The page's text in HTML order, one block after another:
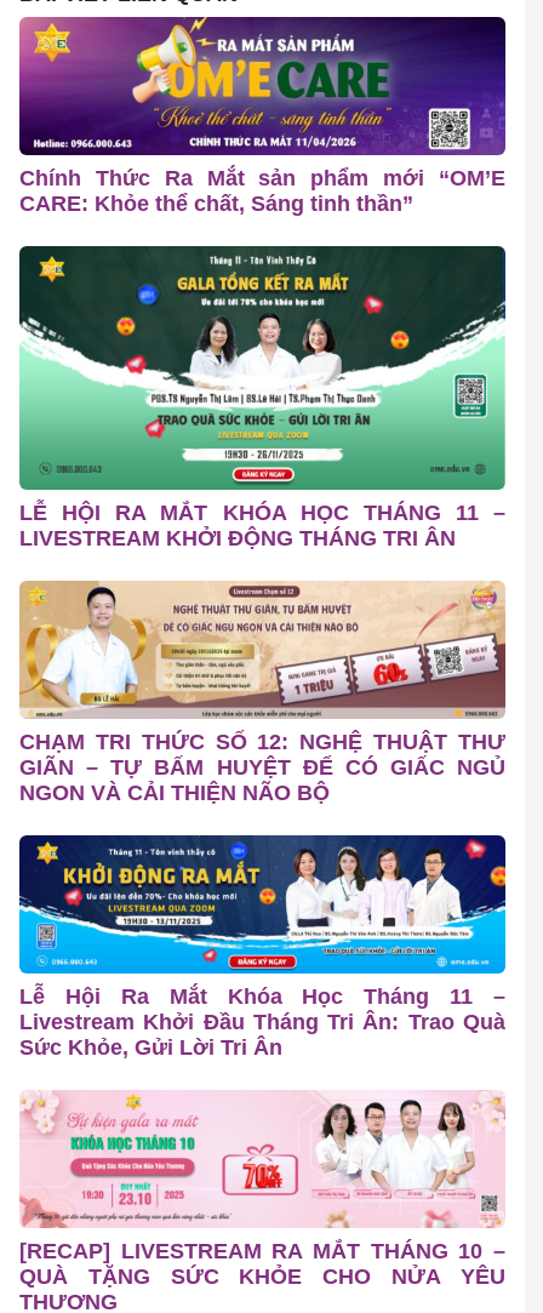
Chính Thức Ra Mắt sản phẩm mới “OM’E
CARE: Khỏe thể chất, Sáng tinh thần”
LỄ HỘI RA MẮT KHÓA HỌC THÁNG 11 –
LIVESTREAM KHỞI ĐỘNG THÁNG TRI ÂN
CHẠM TRI THỨC SỐ 12: NGHỆ THUẬT THƯ
GIÃN – TỰ BẤM HUYỆT ĐỂ CÓ GIẤC NGỦ
NGON VÀ CẢI THIỆN NÃO BỘ
Lễ Hội Ra Mắt Khóa Học Tháng 11 –
Livestream Khởi Đầu Tháng Tri Ân: Trao Quà
Sức Khỏe, Gửi Lời Tri Ân
[RECAP] LIVESTREAM RA MẮT THÁNG 10 –
QUÀ TẶNG SỨC KHỎE CHO NỬA YÊU
THƯƠNG